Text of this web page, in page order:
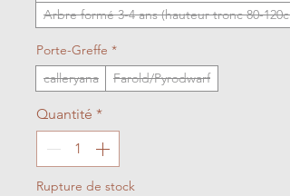
Arbre formé 3-4 ans (hauteur tronc 80-
Porte-Greffe *
calleryana
Farold/Pyrodwarf
Quantité *
Rupture de stock